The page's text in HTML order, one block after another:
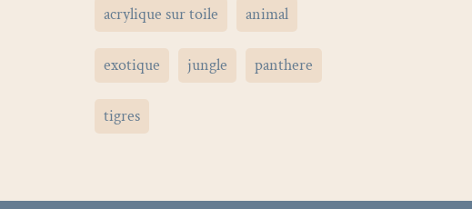
acrylique sur toile animal
exotique jungle panthere
tigres